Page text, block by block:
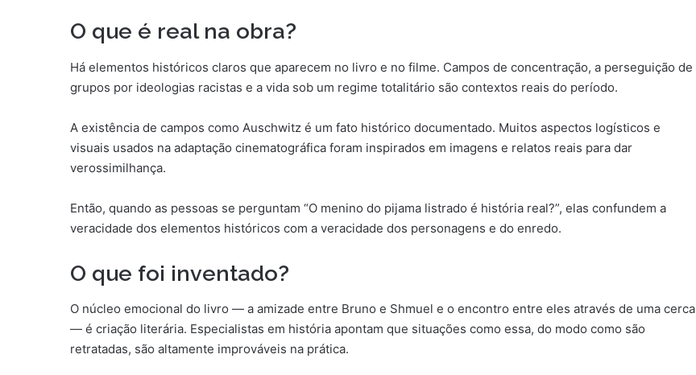
O que é real na obra?
Há elementos históricos claros que aparecem no livro e no filme. Campos de concentração, a perseguição de
grupos por ideologias racistas e a vida sob um regime totalitário são contextos reais do período.
A existência de campos como Auschwitz é um fato histórico documentado. Muitos aspectos logísticos e
visuais usados na adaptação cinematográfica foram inspirados em imagens e relatos reais para dar
verossimilhança.
Então, quando as pessoas se perguntam “O menino do pijama listrado é história real?”, elas confundem a
veracidade dos elementos históricos com a veracidade dos personagens e do enredo.
O que foi inventado?
O núcleo emocional do livro — a amizade entre Bruno e Shmuel e o encontro entre eles através de uma cerca
— é criação literária. Especialistas em história apontam que situações como essa, do modo como são
retratadas, são altamente improváveis na prática.